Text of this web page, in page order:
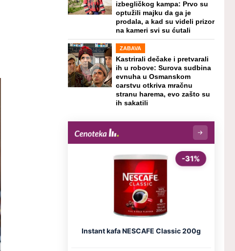
izbegličkog kampa: Prvo su
optužili majku da ga je
prodala, a kad su videli prizor
na kameri svi su ćutali
ZABAVA
Kastrirali dečake i pretvarali
ih u robove: Surova sudbina
evnuha u Osmanskom
carstvu otkriva mračnu
stranu harema, evo zašto su
ih sakatili